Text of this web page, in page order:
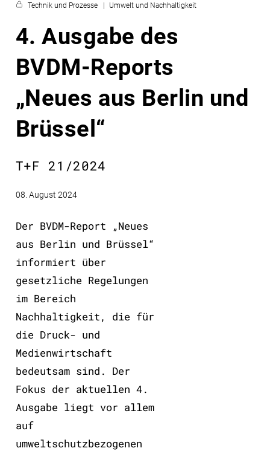
Technik und Prozesse Umwelt und Nachhaltigkeit
4. Ausgabe des
BVDM-Reports
„Neues aus Berlin und
Brüssel“
T+F 21/2024
08. August 2024
Der BVDM-Report „Neues
aus Berlin und Brüssel“
informiert über
gesetzliche Regelungen
im Bereich
Nachhaltigkeit, die für
die Druck- und
Medienwirtschaft
bedeutsam sind. Der
Fokus der aktuellen 4.
Ausgabe liegt vor allem
auf
umweltschutzbezogenen